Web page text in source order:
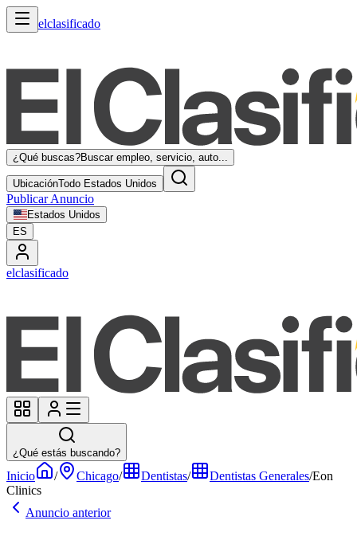
elclasificado
¿Qué buscas?Buscar empleo, servicio, auto...
UbicaciónTodo Estados Unidos
Publicar Anuncio
Estados Unidos
ES
elclasificado
¿Qué estás buscando?
Inicio / Chicago/ Dentistas/ Dentistas Generales/Eon
Clinics
Anuncio anterior